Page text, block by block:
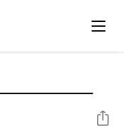
シェア